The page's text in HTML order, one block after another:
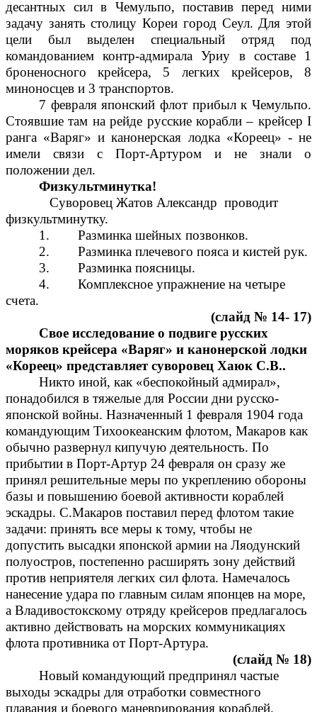
десантных сил в Чемульпо, поставив перед ними
задачу занять столицу Кореи город Сеул. Для этой
цели был выделен специальный отряд под
командованием контр-адмирала Уриу в составе 1
броненосного крейсера, 5 легких крейсеров, 8
миноносцев и 3 транспортов.
7 февраля японский флот прибыл к Чемульпо.
Стоявшие там на рейде русские корабли – крейсер I
ранга «Варяг» и канонерская лодка «Кореец» - не
имели связи с Порт-Артуром и не знали о
положении дел.
Физкультминутка!
Суворовец Жатов Александр проводит
физкультминутку.
1. Разминка шейных позвонков.
2. Разминка плечевого пояса и кистей рук.
3. Разминка поясницы.
4. Комплексное упражнение на четыре
счета.
(слайд № 14- 17)
Свое исследование о подвиге русских
моряков крейсера «Варяг» и канонерской лодки
«Кореец» представляет суворовец Хаюк С.В..
Никто иной, как «беспокойный адмирал»,
понадобился в тяжелые для России дни русско-
японской войны. Назначенный 1 февраля 1904 года
командующим Тихоокеанским флотом, Макаров как
обычно развернул кипучую деятельность. По
прибытии в Порт-Артур 24 февраля он сразу же
принял решительные меры по укреплению обороны
базы и повышению боевой активности кораблей
эскадры. С.Макаров поставил перед флотом такие
задачи: принять все меры к тому, чтобы не
допустить высадки японской армии на Ляодунский
полуостров, постепенно расширять зону действий
против неприятеля легких сил флота. Намечалось
нанесение удара по главным силам японцев на море,
а Владивостокскому отряду крейсеров предлагалось
активно действовать на морских коммуникациях
флота противника от Порт-Артура.
(слайд № 18)
Новый командующий предпринял частые
выходы эскадры для отработки совместного
плавания и боевого маневрирования кораблей.